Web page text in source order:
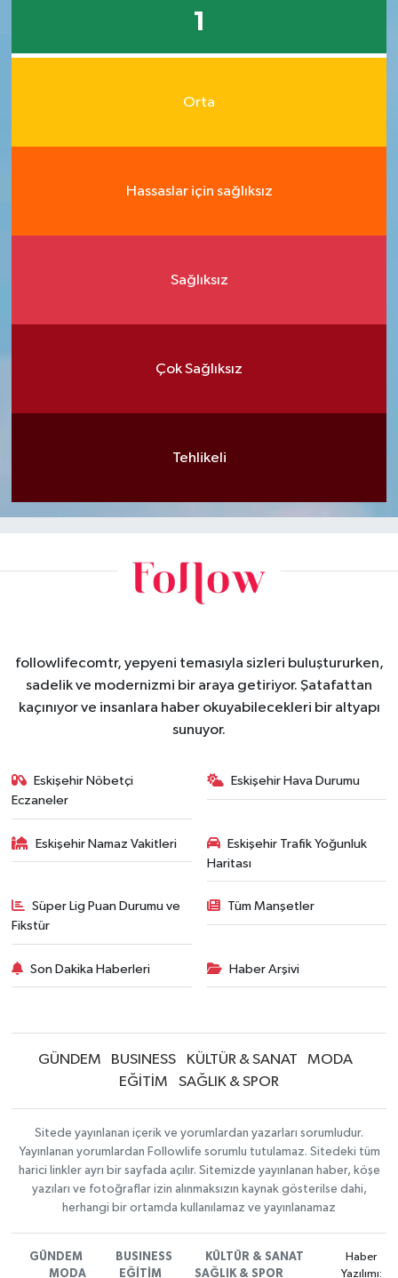
1
Orta
Hassaslar için sağlıksız
Sağlıksız
Çok Sağlıksız
Tehlikeli
followlifecomtr, yepyeni temasıyla sizleri buluştururken,
sadelik ve modernizmi bir araya getiriyor. Şatafattan
kaçınıyor ve insanlara haber okuyabilecekleri bir altyapı
sunuyor.
Eskişehir Nöbetçi
Eczaneler
Eskişehir Hava Durumu
Eskişehir Namaz Vakitleri
Eskişehir Trafik Yoğunluk
Haritası
Süper Lig Puan Durumu ve
Fikstür
Tüm Manşetler
Son Dakika Haberleri Haber Arşivi
GÜNDEM BUSINESS KÜLTÜR & SANAT
MODA
EĞİTİM
SAĞLIK & SPOR
Sitede yayınlanan içerik ve yorumlardan yazarları sorumludur.
Yayınlanan yorumlardan Followlife sorumlu tutulamaz. Sitedeki tüm
harici linkler ayrı bir sayfada açılır. Sitemizde yayınlanan haber, köşe
yazıları ve fotoğraflar izin alınmaksızın kaynak gösterilse dahi,
herhangi bir ortamda kullanılamaz ve yayınlanamaz
GÜNDEM BUSINESS
KÜLTÜR & SANAT
MODA
EĞİTİM SAĞLIK & SPOR
Haber
Yazılımı: